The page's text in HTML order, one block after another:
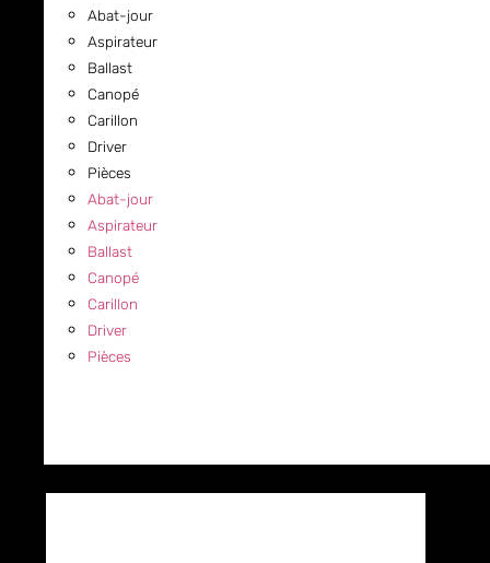
Abat-jour
Aspirateur
Ballast
Canopé
Carillon
Driver
Pièces
Abat-jour
Aspirateur
Ballast
Canopé
Carillon
Driver
Pièces